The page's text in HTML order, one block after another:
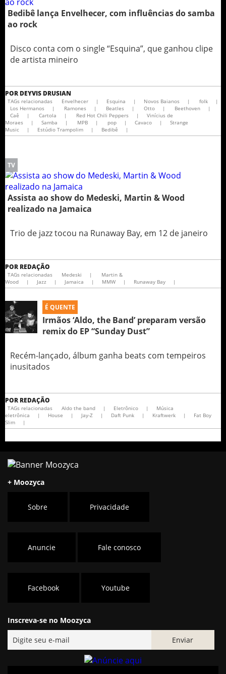
Bedibê lança Envelhecer, com influências do samba
ao rock
Disco conta com o single “Esquina”, que ganhou clipe
de artista mineiro
POR DEYVIS DRUSIAN
TAGs relacionadas Envelhecer | Esquina | Novos Baianos | folk
|
Los Hermanos
| Ramones | Beatles | Otto | Beethoven
|
Caê
| Cartola | Red Hot Chili Peppers |
Vinícius de
Moraes
| Samba | MPB | pop | Cavaco |
Strange
Music
| Estúdio Trampolim | Bedibê |
TV
Assista ao show do Medeski, Martin & Wood
realizado na Jamaica
Trio de jazz tocou na Runaway Bay, em 12 de janeiro
POR REDAÇÃO
TAGs relacionadas Medeski |
Martin &
Wood
| Jazz | Jamaica | MMW | Runaway Bay |
É QUENTE
Irmãos ‘Aldo, the Band’ preparam versão
remix do EP “Sunday Dust”
Recém-lançado, álbum ganha beats com tempeiros
inusitados
POR REDAÇÃO
TAGs relacionadas Aldo the band | Eletrônico |
Música
eletrônica
| House | Jay-Z | Daft Punk | Kraftwerk |
Fat Boy
Slim
|
+ Moozyca
Sobre Privacidade
Anuncie Fale conosco
Facebook Youtube
Inscreva-se no Moozyca